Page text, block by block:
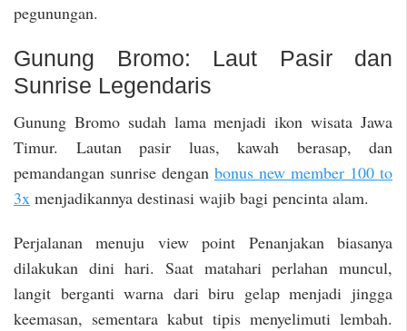
pegunungan.
Gunung Bromo: Laut Pasir dan
Sunrise Legendaris
Gunung Bromo sudah lama menjadi ikon wisata Jawa
Timur. Lautan pasir luas, kawah berasap, dan
pemandangan sunrise dengan bonus new member 100 to
3x menjadikannya destinasi wajib bagi pencinta alam.
Perjalanan menuju view point Penanjakan biasanya
dilakukan dini hari. Saat matahari perlahan muncul,
langit berganti warna dari biru gelap menjadi jingga
keemasan, sementara kabut tipis menyelimuti lembah.